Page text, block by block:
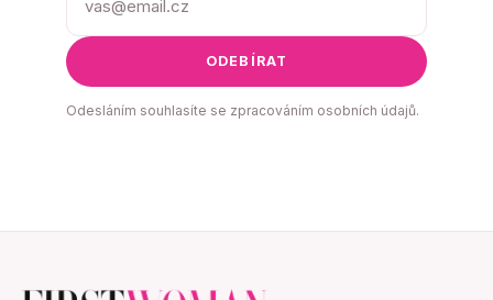
ODEBÍRAT
Odesláním souhlasíte se zpracováním osobních údajů.